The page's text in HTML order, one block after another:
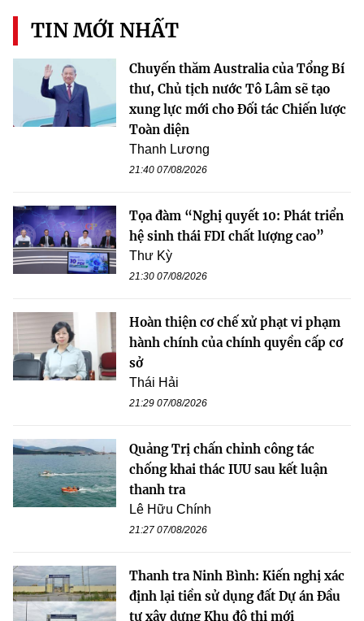
TIN MỚI NHẤT
Chuyến thăm Australia của Tổng Bí
thư, Chủ tịch nước Tô Lâm sẽ tạo
xung lực mới cho Đối tác Chiến lược
Toàn diện
Thanh Lương
21:40 07/08/2026
Tọa đàm “Nghị quyết 10: Phát triển
hệ sinh thái FDI chất lượng cao”
Thư Kỳ
21:30 07/08/2026
Hoàn thiện cơ chế xử phạt vi phạm
hành chính của chính quyền cấp cơ
sở
Thái Hải
21:29 07/08/2026
Quảng Trị chấn chỉnh công tác
chống khai thác IUU sau kết luận
thanh tra
Lê Hữu Chính
21:27 07/08/2026
Thanh tra Ninh Bình: Kiến nghị xác
định lại tiền sử dụng đất Dự án Đầu
tư xây dựng Khu đô thị mới